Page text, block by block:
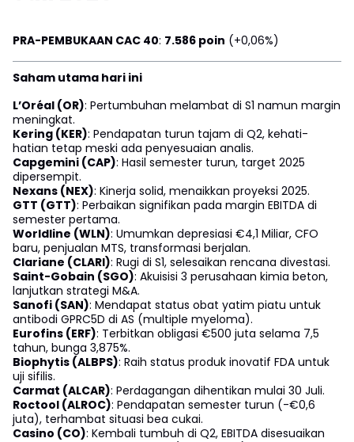
PRA-PEMBUKAAN CAC 40: 7.586 poin (+0,06%)
Saham utama hari ini
L’Oréal (OR): Pertumbuhan melambat di S1 namun margin
meningkat.
Kering (KER): Pendapatan turun tajam di Q2, kehati-
hatian tetap meski ada penyesuaian analis.
Capgemini (CAP): Hasil semester turun, target 2025
dipersempit.
Nexans (NEX): Kinerja solid, menaikkan proyeksi 2025.
GTT (GTT): Perbaikan signifikan pada margin EBITDA di
semester pertama.
Worldline (WLN): Umumkan depresiasi €4,1 Miliar, CFO
baru, penjualan MTS, transformasi berjalan.
Clariane (CLARI): Rugi di S1, selesaikan rencana divestasi.
Saint-Gobain (SGO): Akuisisi 3 perusahaan kimia beton,
lanjutkan strategi M&A.
Sanofi (SAN): Mendapat status obat yatim piatu untuk
antibodi GPRC5D di AS (multiple myeloma).
Eurofins (ERF): Terbitkan obligasi €500 juta selama 7,5
tahun, bunga 3,875%.
Biophytis (ALBPS): Raih status produk inovatif FDA untuk
uji sifilis.
Carmat (ALCAR): Perdagangan dihentikan mulai 30 Juli.
Roctool (ALROC): Pendapatan semester turun (-€0,6
juta), terhambat situasi bea cukai.
Casino (CO): Kembali tumbuh di Q2, EBITDA disesuaikan